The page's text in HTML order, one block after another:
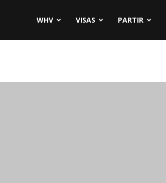
WHV VISAS PARTIR